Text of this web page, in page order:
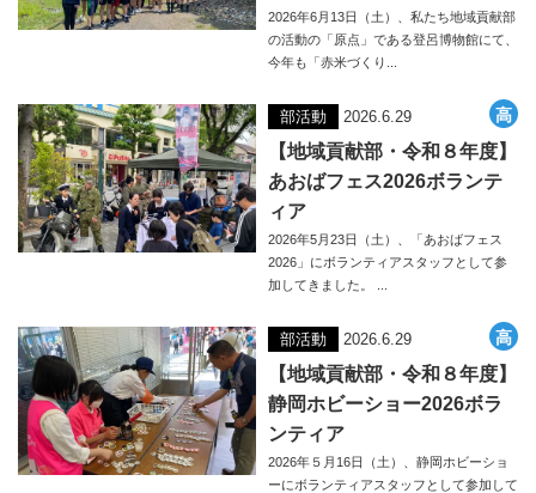
2026年6月13日（土）、私たち地域貢献部
の活動の「原点」である登呂博物館にて、
今年も「赤米づくり...
部活動 2026.6.29
【地域貢献部・令和８年度】
あおばフェス2026ボランテ
ィア
2026年5月23日（土）、「あおばフェス
2026」にボランティアスタッフとして参
加してきました。 ...
部活動 2026.6.29
【地域貢献部・令和８年度】
静岡ホビーショー2026ボラ
ンティア
2026年５月16日（土）、静岡ホビーショ
ーにボランティアスタッフとして参加して